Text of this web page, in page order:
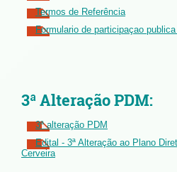
Termos de Referência
Formulario de participaçao
3ª Alteração PDM:
3ª alteração PDM
Edital - 3ª Alteração ao Plano
Cerveira